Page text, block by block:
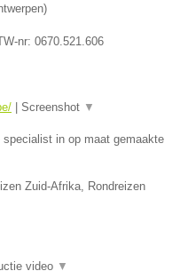
)
nr: 0670.521.606
Screenshot ▼
in op maat gemaakte
Zuid-Afrika, Rondreizen
video ▼